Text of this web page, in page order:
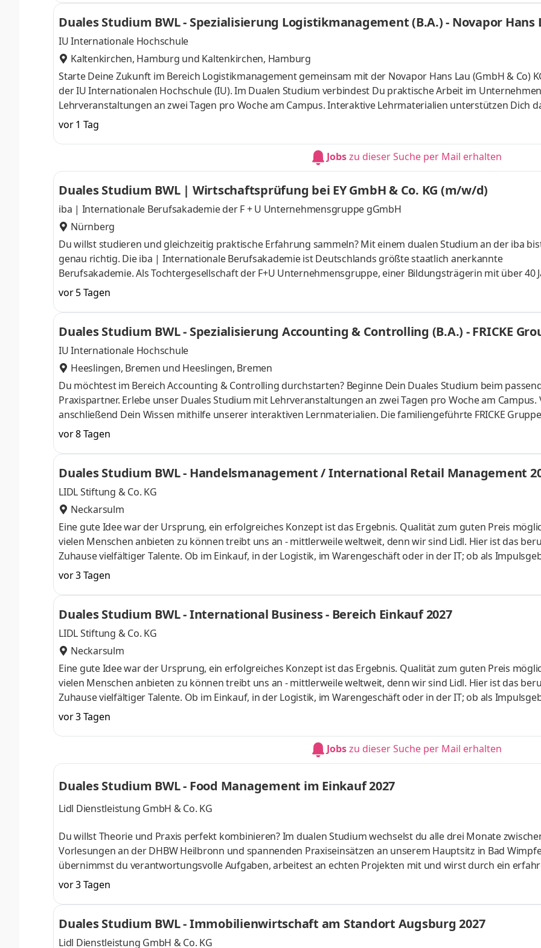
Herausforderung. Denn Lidl lohnt sich. Dein duales Studium startet am 1. September 2027 mit einem
Begrüßungsmonat bei der L
Duales Studium BWL - Spezialisierung Logistikmanagement (B.A.) - Novapor Hans
IU Internationale Hochschule
Kaltenkirchen, Hamburg und Kaltenkirchen, Hamburg
Starte Deine Zukunft im Bereich Logistikmanagement gemeinsam mit der Novapor Hans Lau (GmbH & Co)
der IU Internationalen Hochschule (IU). Im Dualen Studium verbindest Du praktische Arbeit im
Lehrveranstaltungen an zwei Tagen pro Woche am Campus. Interaktive Lehrmaterialien unterstützen Dich
Dein Wissen gezielt zu vertiefen. Durch die Kombination von Kreativität, Fachwissen und Technologie
neue Möglichkeiten im Bereich Verpackung und Transportschutz. Wir arbeiten gemeinsam daran, Prozesse
einfacher, Produkte besser und Kundenlösungen nachhaltiger zu machen. Dabei setzen wir auf Teamgeist,
Eigenverantwortung und moderne Technologien. Werde auch Du Tei
vor 1 Tag
Jobszu dieser Suche per Mail erhalten
Duales Studium BWL | Wirtschaftsprüfung bei EY GmbH & Co. KG (m/w/d)
iba | Internationale Berufsakademie der F + U Unternehmensgruppe gGmbH
Nürnberg
Du willst studieren und gleichzeitig praktische Erfahrung sammeln? Mit einem dualen Studium an der iba
genau richtig. Die iba | Internationale Berufsakademie ist Deutschlands größte staatlich anerkannte
Berufsakademie. Als Tochtergesellschaft der F+U Unternehmensgruppe, einer Bildungsträgerin mit über 40
Erfahrung im Bildungssektor, dreizehn Studienorten (plus virtuellem Campus) deutschlandweit,
Lehrpersonal und Professor:innen, aktuellen Inhalten sowie einem umfassenden
wir die ideale Bildungspartnerin für ein duales Bachelorstudium. Du studierst an der iba im Modell der
Woche. Dabei bist du zwei feste Tage an de
vor 5 Tagen
Duales Studium BWL - Spezialisierung Accounting & Controlling (B.A.) - FRICKE
IU Internationale Hochschule
Heeslingen, Bremen und Heeslingen, Bremen
Du möchtest im Bereich Accounting & Controlling durchstarten? Beginne Dein Duales Studium beim
Praxispartner. Erlebe unser Duales Studium mit Lehrveranstaltungen an zwei Tagen pro Woche am Campus.
anschließend Dein Wissen mithilfe unserer interaktiven Lernmaterialien. Die familiengeführte FRICKE Gruppe
im Laufe der 100-jährigen Historie vom klassischen Landmaschinenhändler zu einem erfolgreichen
Händler für Landmaschinen, Gartentechnik, Nutzfahrzeuge und Ersatzteile entwickelt. Mit 3.471
verteilt auf 84 Standorte in 27 Ländern - arbeiten wir gemeinsam am weiteren Ausbau unserer
auch Du Teil unseres Teams und
vor 8 Tagen
Duales Studium BWL - Handelsmanagement / International Retail Management
LIDL Stiftung & Co. KG
Neckarsulm
Eine gute Idee war der Ursprung, ein erfolgreiches Konzept ist das Ergebnis. Qualität zum guten Preis
vielen Menschen anbieten zu können treibt uns an - mittlerweile weltweit, denn wir sind Lidl. Hier ist das
Zuhause vielfältiger Talente. Ob im Einkauf, in der Logistik, im Warengeschäft oder in der IT; ob als
Gestalter oder Dienstleister der Länder. Wir suchen Anpacker, Durchstarter, Möglichmacher und bieten
Aufgaben und Projekte in einem dynamischen und internationalen Umfeld. Bei Lidl findet jeder seine
Herausforderung. Denn Lidl lohnt sich. Dein duales Studium startet am 1. September 2027 mit einem
Begrüßungsmonat bei der L
vor 3 Tagen
Duales Studium BWL - International Business - Bereich Einkauf 2027
LIDL Stiftung & Co. KG
Neckarsulm
Eine gute Idee war der Ursprung, ein erfolgreiches Konzept ist das Ergebnis. Qualität zum guten Preis
vielen Menschen anbieten zu können treibt uns an - mittlerweile weltweit, denn wir sind Lidl. Hier ist das
Zuhause vielfältiger Talente. Ob im Einkauf, in der Logistik, im Warengeschäft oder in der IT; ob als
Gestalter oder Dienstleister der Länder. Wir suchen Anpacker, Durchstarter, Möglichmacher und bieten
Aufgaben und Projekte in einem dynamischen und internationalen Umfeld. Bei Lidl findet jeder seine
Herausforderung. Denn Lidl lohnt sich. Dein duales Studium startet am 1. September 2027 mit einem
vor 3 Tagen
Jobszu dieser Suche per Mail erhalten
Duales Studium BWL - Food Management im Einkauf 2027
Lidl Dienstleistung GmbH & Co. KG
Du willst Theorie und Praxis perfekt kombinieren? Im dualen Studium wechselst du alle drei Monate
Vorlesungen an der DHBW Heilbronn und spannenden Praxiseinsätzen an unserem Hauptsitz in Bad
übernimmst du verantwortungsvolle Aufgaben, arbeitest an echten Projekten mit und wirst durch ein
Team begleitet und gefördert. Als Team gestalten wir die Zukunft unseres Sortiments, z. B. durch die
Produkten, Sortimentsoptimierungen, die Entwicklung von Nachhaltigkeitsstrategien und Verhandlungen mit
Zulieferern. Was dabei nie zur Verhandlung steht? Das Miteinander auf Augenhöhe. Als Teil des Teams
die Produktwelt der deutschen Filialien a
vor 3 Tagen
Duales Studium BWL - Immobilienwirtschaft am Standort Augsburg 2027
Lidl Dienstleistung GmbH & Co. KG